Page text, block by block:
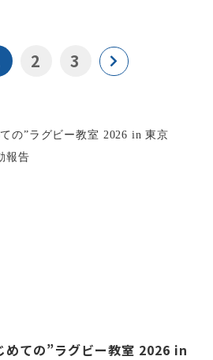
2 3
ての”ラグビー教室 2026 in